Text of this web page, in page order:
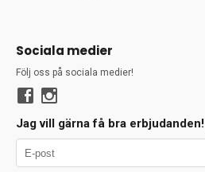
Sociala medier
Följ oss på sociala medier!
Jag vill gärna få bra